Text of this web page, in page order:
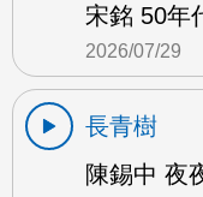
宋銘 50年
2026/07/29
長青樹
陳錫中 夜